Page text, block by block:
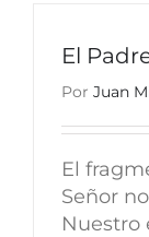
El
Por Juan
El
Señor
Nuestro